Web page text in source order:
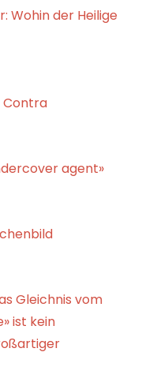
Wohin der Heilige
Contra
agent»
Gleichnis vom
ist kein